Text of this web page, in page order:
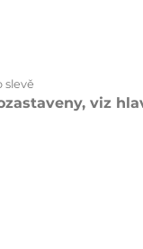
slevě
viz